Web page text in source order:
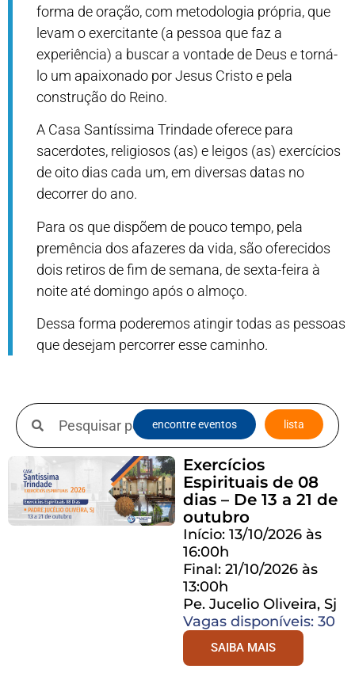
forma de oração, com metodologia própria, que
levam o exercitante (a pessoa que faz a
experiência) a buscar a vontade de Deus e torná-
lo um apaixonado por Jesus Cristo e pela
construção do Reino.
A Casa Santíssima Trindade oferece para
sacerdotes, religiosos (as) e leigos (as) exercícios
de oito dias cada um, em diversas datas no
decorrer do ano.
Para os que dispõem de pouco tempo, pela
premência dos afazeres da vida, são oferecidos
dois retiros de fim de semana, de sexta-feira à
noite até domingo após o almoço.
Dessa forma poderemos atingir todas as pessoas
que desejam percorrer esse caminho.
lista
encontre eventos
Exercícios
Espirituais de 08
dias – De 13 a 21 de
outubro
Início: 13/10/2026 às
16:00h
Final: 21/10/2026 às
13:00h
Pe. Jucelio Oliveira, Sj
Vagas disponíveis: 30
SAIBA MAIS